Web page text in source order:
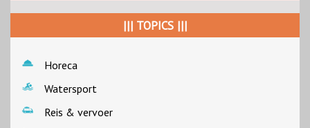
||| TOPICS |||
Horeca
Watersport
Reis & vervoer